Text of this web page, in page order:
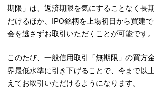
期限」は、返済期限を気にすることなく長
だけるほか、IPO銘柄を上場初日から買建
会を逃さずお取引いただくことが可能です。
このたび、一般信用取引「無期限」の買方
界最低水準に引き下げることで、今まで以
えてお取引いただけるようになります。